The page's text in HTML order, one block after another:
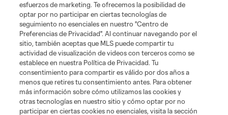
Matchday
MLS
esfuerzos de marketing. Te ofrecemos la posibilidad de
optar por no participar en ciertas tecnologías de
seguimiento no esenciales en nuestro "Centro de
Preferencias de Privacidad". Al continuar navegando por el
sitio, también aceptas que MLS puede compartir tu
actividad de visualización de videos con terceros como se
establece en nuestra Política de Privacidad. Tu
consentimiento para compartir es válido por dos años a
menos que retires tu consentimiento antes. Para obtener
más información sobre cómo utilizamos las cookies y
otras tecnologías en nuestro sitio y cómo optar por no
participar en ciertas cookies no esenciales, visita la sección